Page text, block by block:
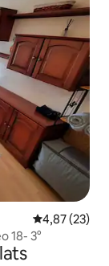
Gemiddelde
4,87 (23)
18- 3°